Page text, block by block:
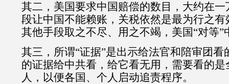
其二，美国要求中国赔偿的数目，大约在
段让中国不能赖账，关税依然是最为行之
其他手段取之不尽、用之不竭，美国“对等
其三，所谓“证据”是出示给法官和陪审团
的证据给中共看，给它看无用，需要看的
人，以便各国、个人启动追责程序。